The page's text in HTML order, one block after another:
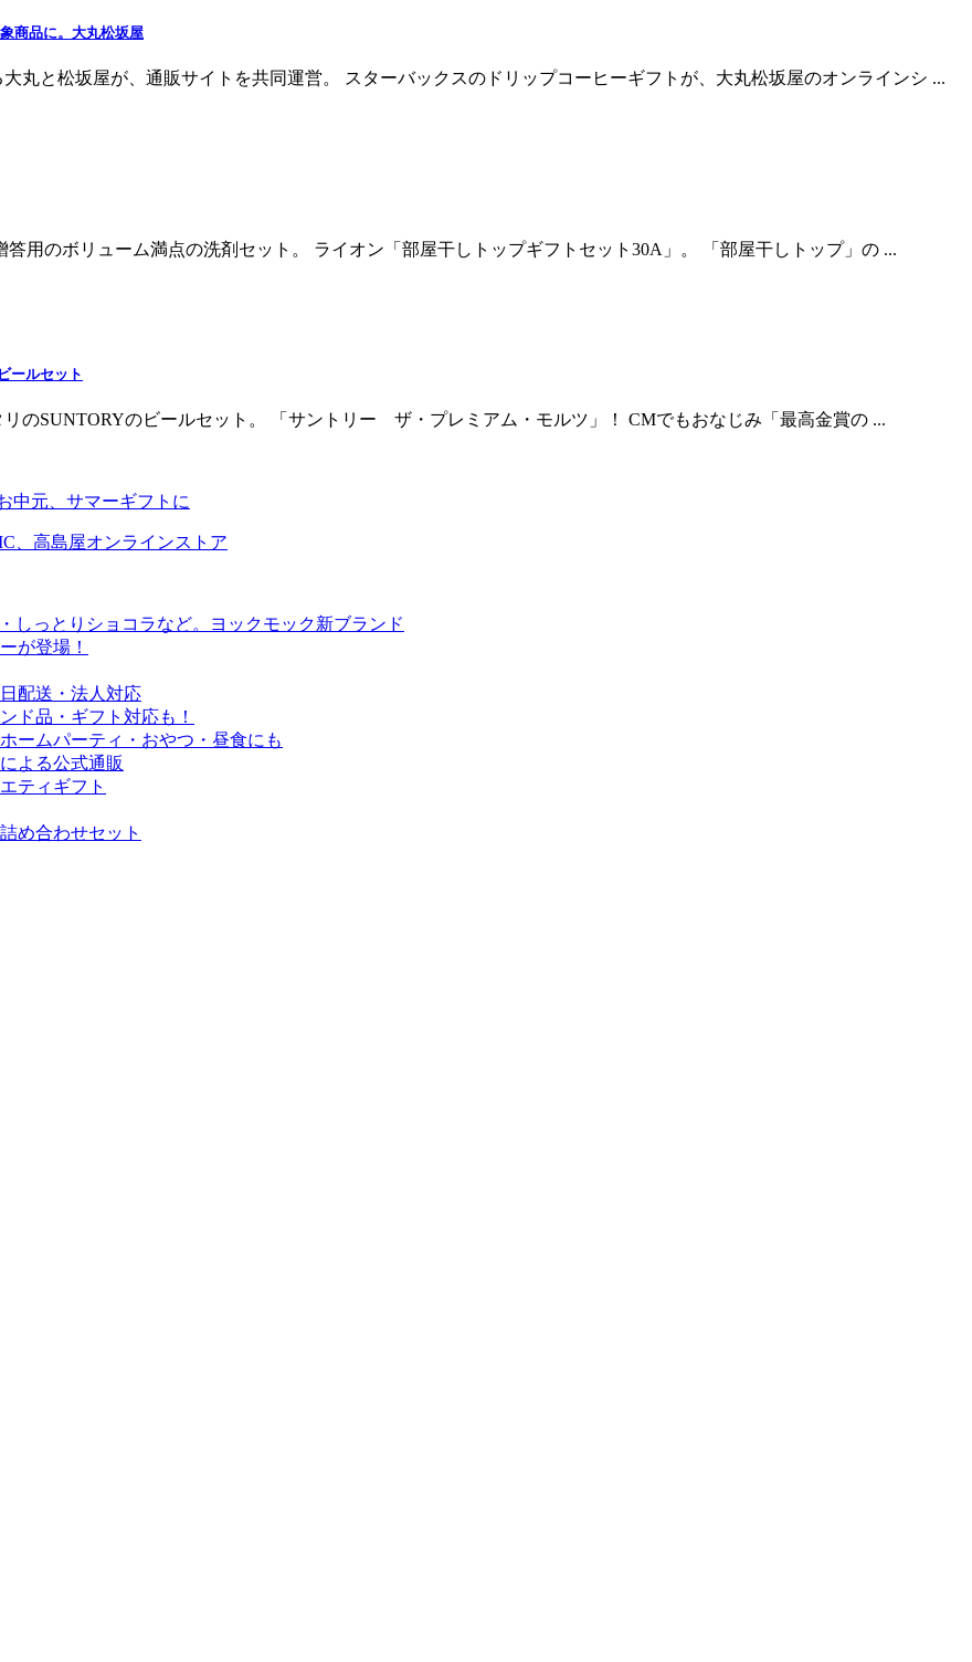
商品に。大丸松坂屋
丸と松坂屋が、通販サイトを共同運営。 スターバックスのドリップコーヒーギフトが、大丸松坂屋のオンラインシ ...
用のボリューム満点の洗剤セット。 ライオン「部屋干しトップギフトセット30A」。 「部屋干しトップ」の ...
ールセット
のSUNTORYのビールセット。 「サントリー ザ・プレミアム・モルツ」！ CMでもおなじみ「最高金賞の ...
中元、サマーギフトに
、高島屋オンラインストア
しっとりショコラなど。ヨックモック新ブランド
が登場！
配送・法人対応
ド品・ギフト対応も！
ームパーティ・おやつ・昼食にも
よる公式通販
ティギフト
め合わせセット